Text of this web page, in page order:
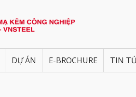
DỰ ÁN E-BROCHURE TIN